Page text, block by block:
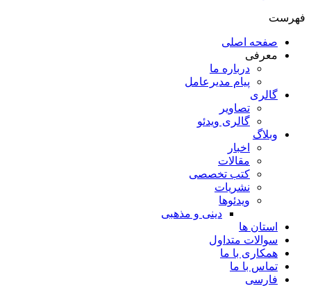
فهرست
صفحه اصلی
معرفی
درباره ما
پیام مدیرعامل
گالری
تصاویر
گالری ویدئو
وبلاگ
اخبار
مقالات
کتب تخصصی
نشریات
ویدئوها
دینی و مذهبی
استان ها
سوالات متداول
همکاری با ما
تماس با ما
فارسی